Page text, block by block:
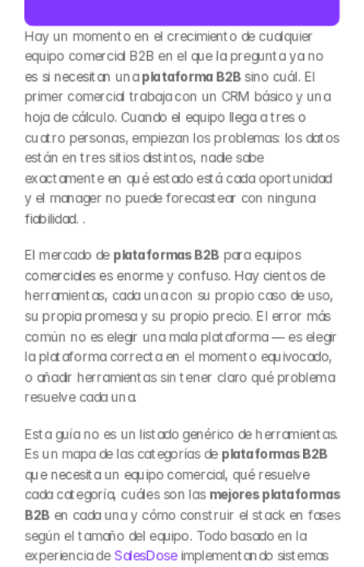
Hay un momento en el crecimiento de cualquier
equipo comercial B2B en el que la pregunta ya no
es si necesitan una plataforma B2B sino cuál. El
primer comercial trabaja con un CRM básico y una
hoja de cálculo. Cuando el equipo llega a tres o
cuatro personas, empiezan los problemas: los datos
están en tres sitios distintos, nadie sabe
exactamente en qué estado está cada oportunidad
y el manager no puede forecastear con ninguna
fiabilidad. .
El mercado de plataformas B2B para equipos
comerciales es enorme y confuso. Hay cientos de
herramientas, cada una con su propio caso de uso,
su propia promesa y su propio precio. El error más
común no es elegir una mala plataforma — es elegir
la plataforma correcta en el momento equivocado,
o añadir herramientas sin tener claro qué problema
resuelve cada una.
Esta guía no es un listado genérico de herramientas.
Es un mapa de las categorías de plataformas B2B
que necesita un equipo comercial, qué resuelve
cada categoría, cuáles son las mejores plataformas
B2B en cada una y cómo construir el stack en fases
según el tamaño del equipo. Todo basado en la
experiencia de SalesDose implementando sistemas